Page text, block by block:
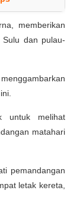
memberikan
dan pulau-
untuk melihat
matahari
pemandangan
letak kereta,